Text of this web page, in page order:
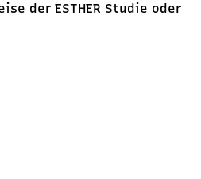
der ESTHER Studie oder